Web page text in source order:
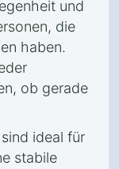
und
die
haben.
ob gerade
ideal für
stabile